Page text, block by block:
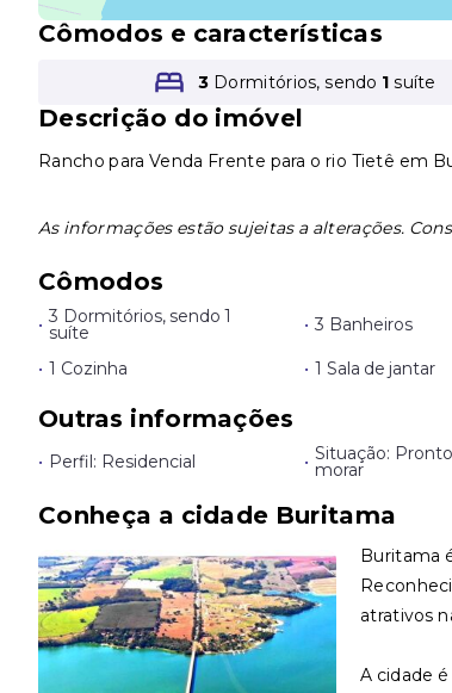
Cômodos e características
3 Dormitórios, sendo 1 suíte
Descrição do imóvel
Rancho para Venda Frente para o rio Tietê em
As informações estão sujeitas a alterações.
Cômodos
• 3 Dormitórios, sendo 1
suíte • 3 Banheiros
• 1 Cozinha • 1 Sala de jantar
Outras informações
• Perfil: Residencial • Situação:
morar
Conheça a cidade Buritama
Buritama
atrativos
A cidade